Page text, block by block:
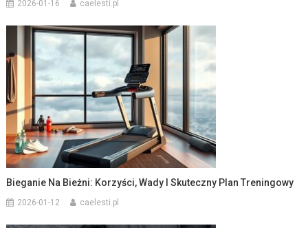
2026-01-16 caelesti.pl
Bieganie Na Bieżni: Korzyści, Wady I Skuteczny Plan Treningowy
2026-01-12 caelesti.pl